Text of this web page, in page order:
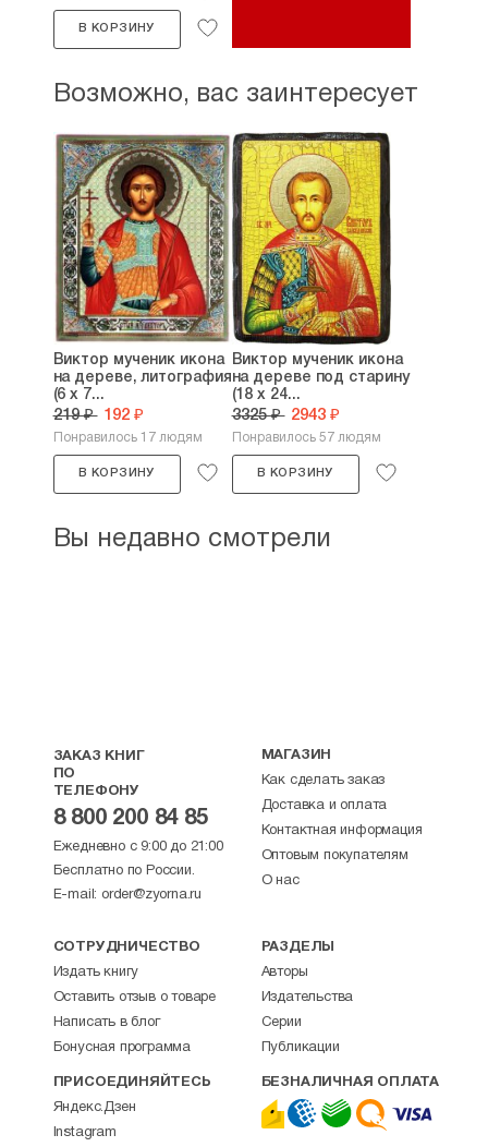
В КОРЗИНУ
Возможно, вас заинтересует
Виктор мученик икона
на дереве, литография
(6 х 7...
219 ₽ 192 ₽
Понравилось 17 людям
В КОРЗИНУ
Виктор мученик икона
на дереве под старину
(18 х 24...
3325 ₽ 2943 ₽
Понравилось 57 людям
В КОРЗИНУ
Вы недавно смотрели
ЗАКАЗ КНИГ
ПО
ТЕЛЕФОНУ
8 800 200 84 85
Ежедневно с 9:00 до 21:00
Бесплатно по России.
E-mail: order@zyorna.ru
МАГАЗИН
Как сделать заказ
Доставка и оплата
Контактная информация
Оптовым покупателям
О нас
СОТРУДНИЧЕСТВО
Издать книгу
Оставить отзыв о товаре
Написать в блог
Бонусная программа
РАЗДЕЛЫ
Авторы
Издательства
Серии
Публикации
ПРИСОЕДИНЯЙТЕСЬ
Яндекс.Дзен
Instagram
БЕЗНАЛИЧНАЯ ОПЛАТА